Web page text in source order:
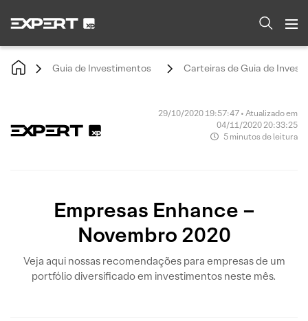
Guia de Investimentos Carteiras de Guia de
29/10/2020 19:57:47 • Atualizado em
04/11/2020 20:33:25
5 minutos de leitura
Empresas Enhance –
Novembro 2020
Veja aqui nossas recomendações para empresas de um
portfólio diversificado em investimentos neste mês.